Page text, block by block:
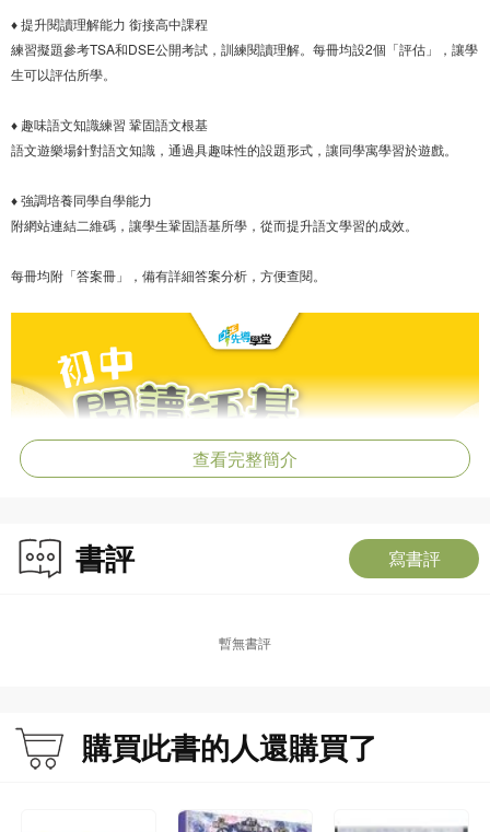
♦ 提升閱讀理解能力 銜接高中課程
練習擬題參考TSA和DSE公開考試，訓練閱讀理解。每冊均設2個「評估」，讓學
生可以評估所學。
♦ 趣味語文知識練習 鞏固語文根基
語文遊樂場針對語文知識，通過具趣味性的設題形式，讓同學寓學習於遊戲。
♦ 強調培養同學自學能力
附網站連結二維碼，讓學生鞏固語基所學，從而提升語文學習的成效。
每冊均附「答案冊」，備有詳細答案分析，方便查閱。
查看完整簡介
書評 寫書評
暫無書評
購買此書的人還購買了